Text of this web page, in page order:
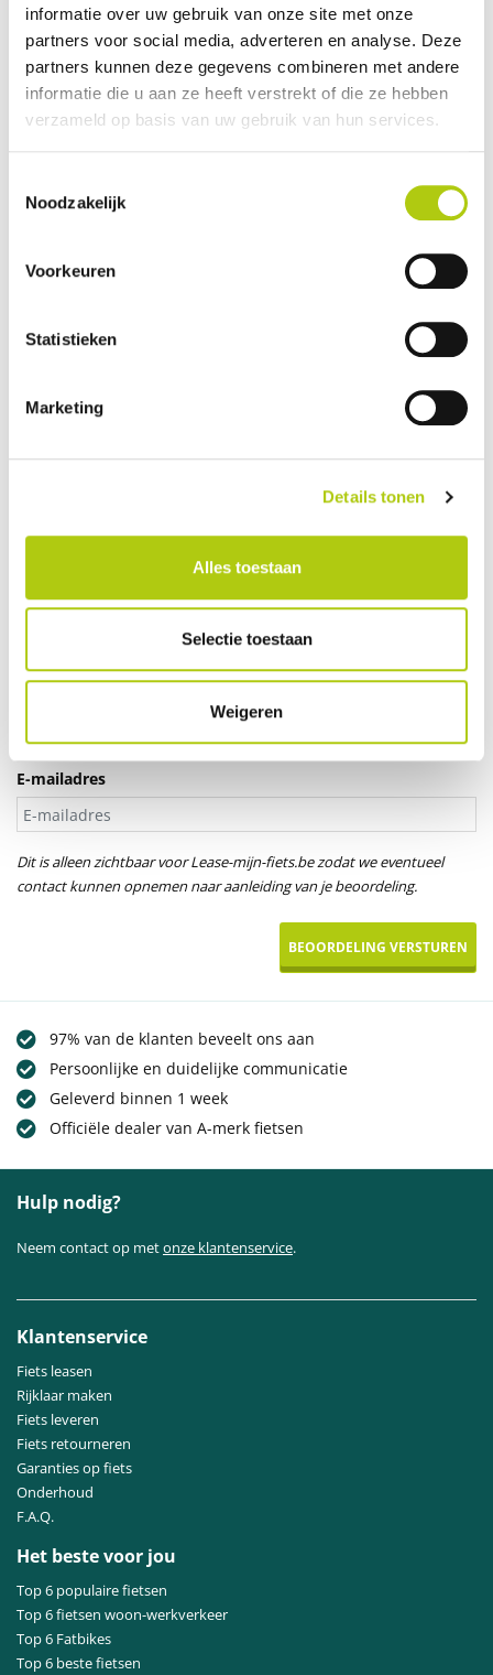
informatie over uw gebruik van onze site met onze
partners voor social media, adverteren en analyse. Deze
partners kunnen deze gegevens combineren met andere
informatie die u aan ze heeft verstrekt of die ze hebben
verzameld op basis van uw gebruik van hun services.
Noodzakelijk
Voorkeuren
Statistieken
Marketing
Details tonen
Alles toestaan
Selectie toestaan
Weigeren
Plus- en minpunten
Wat vind je van de scooter?
Je gegevens
Aanspreektitel *
Uw naam
E-mailadres
Dit is alleen zichtbaar voor Lease-mijn-fiets.be zodat we eventueel
contact kunnen opnemen naar aanleiding van je beoordeling.
97% van de klanten beveelt ons aan
Persoonlijke en duidelijke communicatie
Geleverd binnen 1 week
Officiële dealer van A-merk fietsen
Hulp nodig?
Neem contact op metonze klantenservice.
Klantenservice
Fiets leasen
Rijklaar maken
Fiets leveren
Fiets retourneren
Garanties op fiets
Onderhoud
F.A.Q.
Het beste voor jou
Top 6 populaire fietsen
Top 6 fietsen woon-werkverkeer
Top 6 Fatbikes
Top 6 beste fietsen